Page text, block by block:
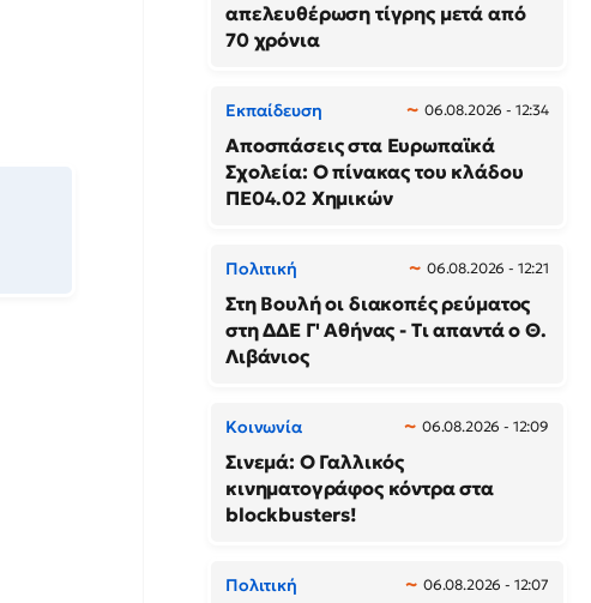
απελευθέρωση τίγρης μετά από
70 χρόνια
Εκπαίδευση 06.08.2026 - 12:34
Αποσπάσεις στα Ευρωπαϊκά
Σχολεία: Ο πίνακας του κλάδου
ΠΕ04.02 Χημικών
Πολιτική 06.08.2026 - 12:21
Στη Βουλή οι διακοπές ρεύματος
στη ΔΔΕ Γ' Αθήνας - Τι απαντά ο Θ.
Λιβάνιος
Κοινωνία 06.08.2026 - 12:09
Σινεμά: Ο Γαλλικός
κινηματογράφος κόντρα στα
blockbusters!
Πολιτική 06.08.2026 - 12:07